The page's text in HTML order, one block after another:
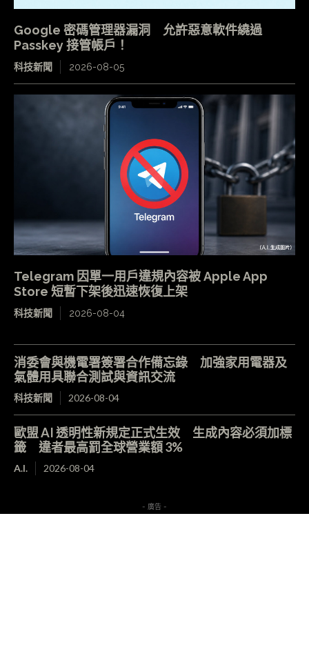
Google 密碼管理器漏洞 允許惡意軟件繞過
Passkey 接管帳戶！
科技新聞 2026-08-05
Telegram 因單一用戶違規內容被 Apple App
Store 短暫下架後迅速恢復上架
科技新聞 2026-08-04
消委會與機電署簽署合作備忘錄 加強家用電器及
氣體用具聯合測試與資訊交流
科技新聞 2026-08-04
歐盟 AI 透明性新規定正式生效 生成內容必須加標
籤 違者最高罰全球營業額 3%
A.I. 2026-08-04
- 廣告 -